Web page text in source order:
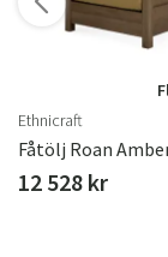
Ethnicraft
Fåtölj Roan
12 528 kr